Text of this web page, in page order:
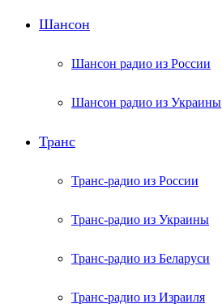
Шансон
Шансон радио из России
Шансон радио из Украины
Транс
Транс-радио из России
Транс-радио из Украины
Транс-радио из Беларуси
Транс-радио из Израиля